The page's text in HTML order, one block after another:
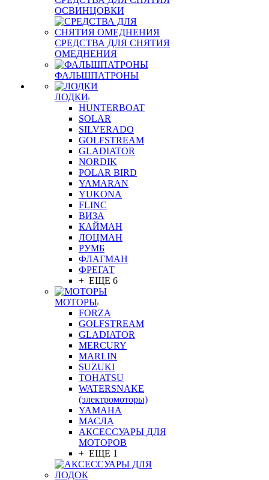
ОСВИНЦОВКИ
СРЕДСТВА ДЛЯ СНЯТИЯ
ОМЕДНЕНИЯ
ФАЛЬШПАТРОНЫ
ЛОДКИ
HUNTERBOAT
SOLAR
SILVERADO
GOLFSTREAM
GLADIATOR
NORDIK
POLAR BIRD
YAMARAN
YUKONA
FLINC
ВИЗА
КАЙМАН
ЛОЦМАН
РУМБ
ФЛАГМАН
ФРЕГАТ
+ ЕЩЕ 6
МОТОРЫ
FORZA
GOLFSTREAM
GLADIATOR
MERCURY
MARLIN
SUZUKI
TOHATSU
WATERSNAKE
(электромоторы)
YAMAHA
МАСЛА
АКСЕССУАРЫ ДЛЯ
МОТОРОВ
+ ЕЩЕ 1